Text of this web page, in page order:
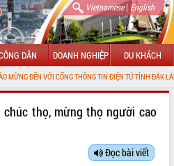
Vietnamese| English
DÂN DOANH NGHIỆP DU KHÁCH
CỔNG THÔNG TIN ĐIỆN TỬ TỈNH ĐẮK LẮK
chúc thọ, mừng thọ người cao
Đọc bài viết